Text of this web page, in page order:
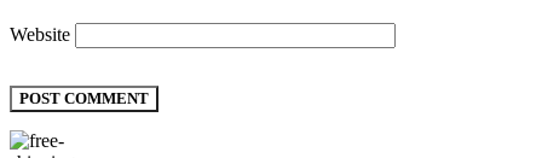
Website